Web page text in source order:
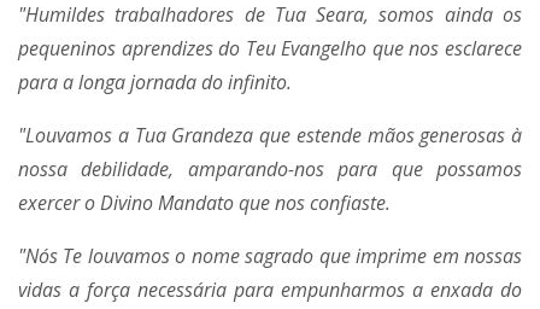
"Humildes trabalhadores de Tua Seara, somos ainda os
pequeninos aprendizes do Teu Evangelho que nos esclarece
para a longa jornada do infinito.
"Louvamos a Tua Grandeza que estende mãos generosas à
nossa debilidade, amparando-nos para que possamos
exercer o Divino Mandato que nos confiaste.
"Nós Te louvamos o nome sagrado que imprime em nossas
vidas a força necessária para empunharmos a enxada do